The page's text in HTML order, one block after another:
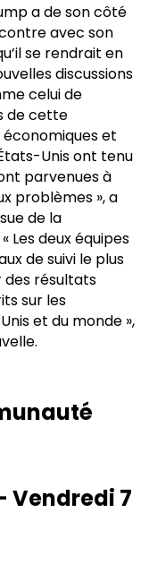
a de son côté
avec son
se rendrait en
discussions
celui de
de cette
économiques et
Unis ont tenu
parvenues à
problèmes », a
de la
Les deux équipes
de suivi le plus
résultats
sur les
et du monde »,
Vendredi 7